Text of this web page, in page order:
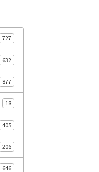
727
632
877
18
405
206
646